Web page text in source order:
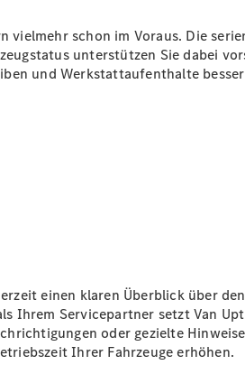
Teile
Mercedes-
Benz
schon im Voraus. Die
unterstützen Sie dabei
und Werkstattaufenthalte
einen klaren Überblick über
Ihrem Servicepartner setzt Van
oder gezielte
Ihrer Fahrzeuge erhöhen.